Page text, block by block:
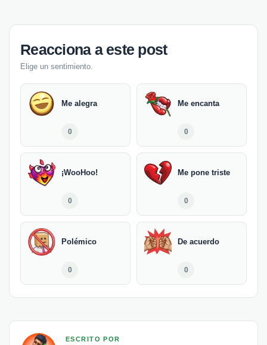
Reacciona a este post
Elige un sentimiento.
Me alegra
0
Me encanta
0
¡WooHoo!
0
Me pone triste
0
Polémico
0
De acuerdo
0
ESCRITO POR